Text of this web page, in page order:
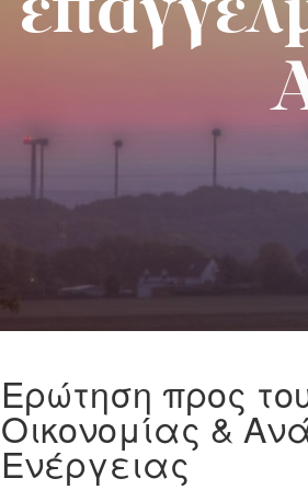
Ερώτηση προς
Οικονομίας &
Ενέργειας